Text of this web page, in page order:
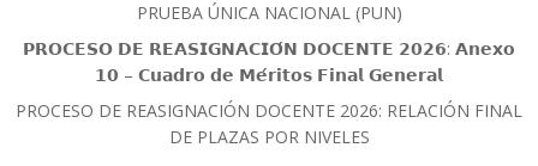
PRUEBA ÚNICA NACIONAL (PUN)
𝗣𝗥𝗢𝗖𝗘𝗦𝗢 𝗗𝗘 𝗥𝗘𝗔𝗦𝗜𝗚𝗡𝗔𝗖𝗜𝗢́𝗡 𝗗𝗢𝗖𝗘𝗡𝗧𝗘 𝟮𝟬𝟮𝟲: 𝗔𝗻𝗲𝘅𝗼
𝟭𝟬 – 𝗖𝘂𝗮𝗱𝗿𝗼 𝗱𝗲 𝗠𝗲́𝗿𝗶𝘁𝗼𝘀 𝗙𝗶𝗻𝗮𝗹 𝗚𝗲𝗻𝗲𝗿𝗮𝗹
PROCESO DE REASIGNACIÓN DOCENTE 2026: RELACIÓN FINAL
DE PLAZAS POR NIVELES